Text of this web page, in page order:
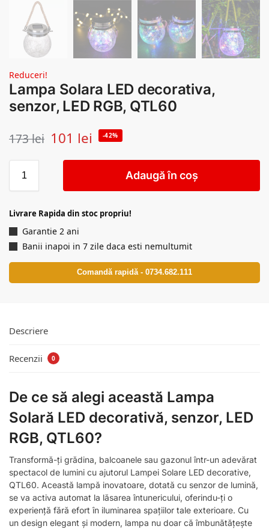
Reduceri!
Lampa Solara LED decorativa,
senzor, LED RGB, QTL60
173lei 101 lei -42%
Adaugă în coș
Livrare Rapida din stoc propriu!
Garantie 2 ani
Banii inapoi in 7 zile daca esti nemultumit
Comandă rapidă - 0734.682.111
Descriere
Recenzii 0
De ce să alegi această Lampa
Solară LED decorativă, senzor, LED
RGB, QTL60?
Transformă-ți grădina, balcoanele sau gazonul într-un adevărat
spectacol de lumini cu ajutorul Lampei Solare LED decorative,
QTL60. Această lampă inovatoare, dotată cu senzor de lumină,
se va activa automat la lăsarea întunericului, oferindu-ți o
experiență fără efort în iluminarea spațiilor tale exterioare. Cu
un design elegant și modern, lampa nu doar că îmbunătățește